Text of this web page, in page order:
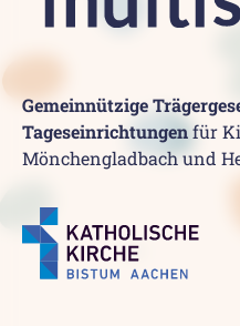
Gemeinnützige
Tageseinrichtungenfür
Mönchengladbach und